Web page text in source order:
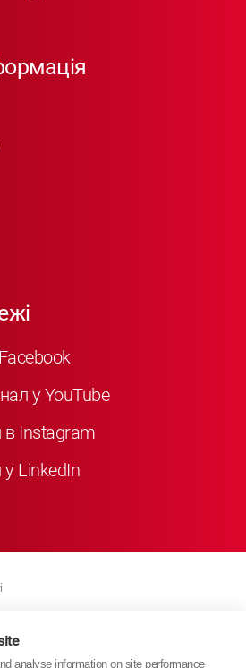
у YouTube
в Instagram
у LinkedIn
рабство
analyse information on site performance